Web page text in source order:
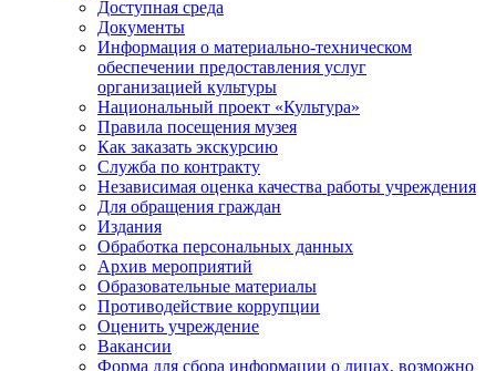
Доступная среда
Документы
Информация о материально-техническом
обеспечении предоставления услуг
организацией культуры
Национальный проект «Культура»
Правила посещения музея
Как заказать экскурсию
Служба по контракту
Независимая оценка качества работы учреждения
Для обращения граждан
Издания
Обработка персональных данных
Архив мероприятий
Образовательные материалы
Противодействие коррупции
Оценить учреждение
Вакансии
Форма для сбора информации о лицах, возможно